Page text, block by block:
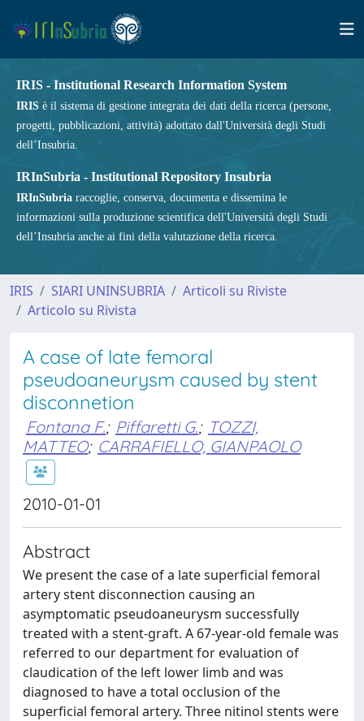
IRIS - Institutional Research Information System
IRIS è il sistema di gestione integrata dei dati della ricerca (persone,
progetti, pubblicazioni, attività) adottato dall'Università degli Studi
dell’Insubria.
IRInSubria - Institutional Repository Insubria
IRInSubria raccoglie, conserva, documenta e dissemina le
informazioni sulla produzione scientifica dell'Università degli Studi
dell’Insubria anche ai fini della valutazione della ricerca.
IRIS SIARI UNINSUBRIA
Articoli su Riviste
Articolo su Rivista
A case of late femoral
pseudoaneurysm caused by stent
disconnetion
Fontana F.; Piffaretti G.; TOZZI,
MATTEO; CARRAFIELLO, GIANPAOLO
2010-01-01
Abstract
We present the case of a late superficial femoral
artery stent disconnection causing an
asymptomatic pseudoaneurysm successfully
treated with a stent-graft. A 67-year-old female was
referred to our department for evaluation of
claudication of the left lower limb and was
diagnosed to have a total occlusion of the
superficial femoral artery. Three nitinol stents were